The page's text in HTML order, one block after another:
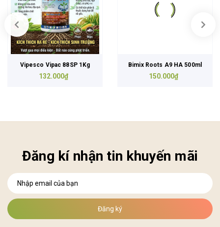
Vipesco Vipac 88SP 1Kg
132.000₫
Bimix Roots A9 HA 500ml
150.000₫
Đăng kí nhận tin khuyến mãi
Đăng ký